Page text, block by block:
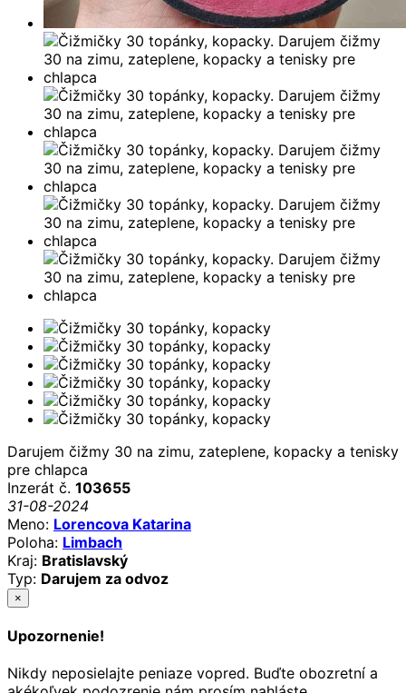
Darujem čižmy 30 na zimu, zateplene, kopacky a tenisky
pre chlapca
Inzerát č. 103655
31-08-2024
Meno: Lorencova Katarina
Poloha: Limbach
Kraj: Bratislavský
Typ: Darujem za odvoz
×
Upozornenie!
Nikdy neposielajte peniaze vopred. Buďte obozretní a